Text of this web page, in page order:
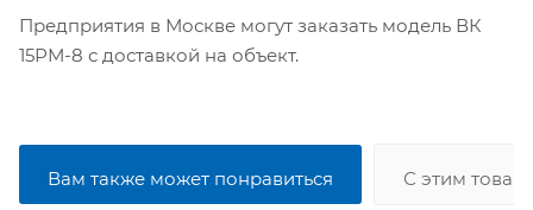
Предприятия в Москве могут заказать модель ВК
15РМ-8 с доставкой на объект.
Вам также может понравиться С этим